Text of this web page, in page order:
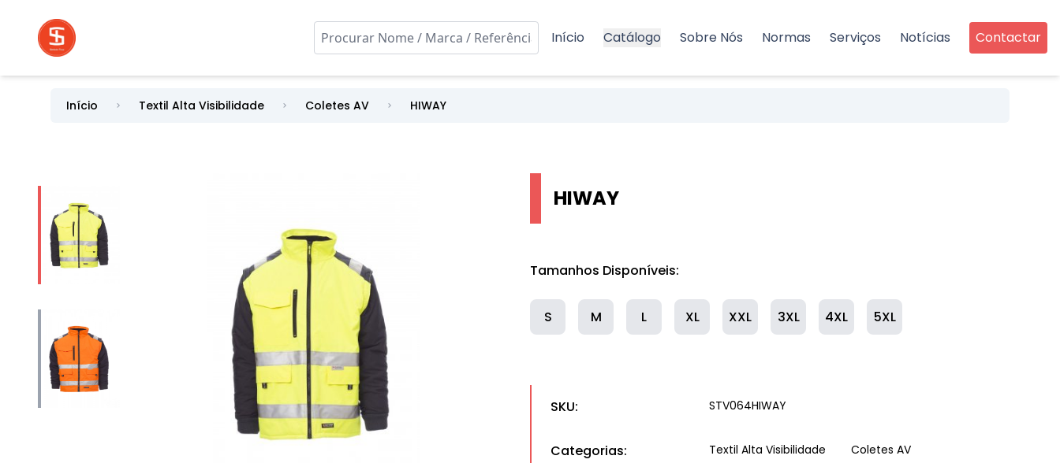
Início Catálogo Sobre Nós Normas Serviços Notícias Contactar
Início Textil Alta Visibilidade Coletes AV HIWAY
HIWAY
Tamanhos Disponíveis:
S M L XL XXL 3XL 4XL 5XL
SKU: STV064HIWAY
Categorias: Textil Alta Visibilidade Coletes AV